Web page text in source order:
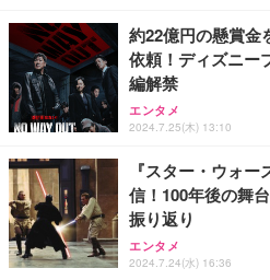
約22億円の懸賞金
依頼！ディズニー
編解禁
エンタメ
2024.7.25(木) 13:10
『スター・ウォ
信！100年後の舞
振り返り
エンタメ
2024.7.24(水) 16:36